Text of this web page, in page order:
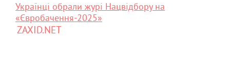
Українці обрали журі Нацвідбору на
«Євробачення-2025»
ZAXID.NET